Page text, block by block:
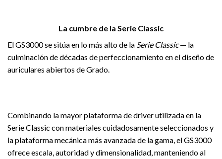
La cumbre de la Serie Classic
El GS3000 se sitúa en lo más alto de la Serie Classic— la
culminación de décadas de perfeccionamiento en el diseño de
auriculares abiertos de Grado.
Combinando la mayor plataforma de driver utilizada en la
Serie Classic con materiales cuidadosamente seleccionados y
la plataforma mecánica más avanzada de la gama, el GS3000
ofrece escala, autoridad y dimensionalidad, manteniendo al